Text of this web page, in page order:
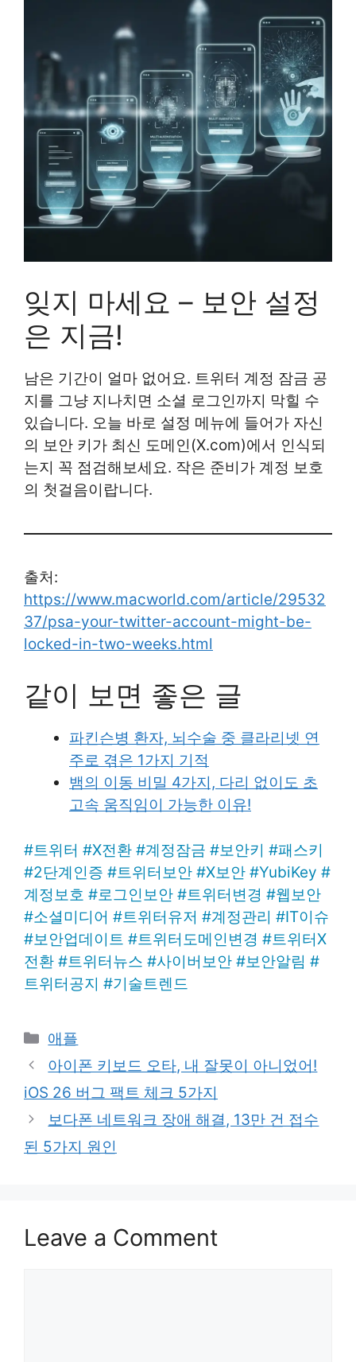
잊지 마세요 – 보안 설정
은 지금!
남은 기간이 얼마 없어요. 트위터 계정 잠금 공
지를 그냥 지나치면 소셜 로그인까지 막힐 수
있습니다. 오늘 바로 설정 메뉴에 들어가 자신
의 보안 키가 최신 도메인(X.com)에서 인식되
는지 꼭 점검해보세요. 작은 준비가 계정 보호
의 첫걸음이랍니다.
출처:
https://www.macworld.com/article/29532
37/psa-your-twitter-account-might-be-
locked-in-two-weeks.html
같이 보면 좋은 글
파킨슨병 환자, 뇌수술 중 클라리넷 연
주로 겪은 1가지 기적
뱀의 이동 비밀 4가지, 다리 없이도 초
고속 움직임이 가능한 이유!
#트위터 #X전환 #계정잠금 #보안키 #패스키
#2단계인증 #트위터보안 #X보안 #YubiKey #
계정보호 #로그인보안 #트위터변경 #웹보안
#소셜미디어 #트위터유저 #계정관리 #IT이슈
#보안업데이트 #트위터도메인변경 #트위터X
전환 #트위터뉴스 #사이버보안 #보안알림 #
트위터공지 #기술트렌드
Categories
애플
아이폰 키보드 오타, 내 잘못이 아니었어!
iOS 26 버그 팩트 체크 5가지
보다폰 네트워크 장애 해결, 13만 건 접수
된 5가지 원인
Leave a Comment